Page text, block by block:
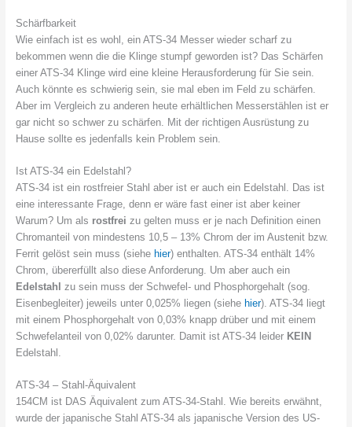
Schärfbarkeit
Wie einfach ist es wohl, ein ATS-34 Messer wieder scharf zu
bekommen wenn die die Klinge stumpf geworden ist? Das Schärfen
einer ATS-34 Klinge wird eine kleine Herausforderung für Sie sein.
Auch könnte es schwierig sein, sie mal eben im Feld zu schärfen.
Aber im Vergleich zu anderen heute erhältlichen Messerstählen ist er
gar nicht so schwer zu schärfen. Mit der richtigen Ausrüstung zu
Hause sollte es jedenfalls kein Problem sein.
Ist ATS-34 ein Edelstahl?
ATS-34 ist ein rostfreier Stahl aber ist er auch ein Edelstahl. Das ist
eine interessante Frage, denn er wäre fast einer ist aber keiner
Warum? Um als rostfrei zu gelten muss er je nach Definition einen
Chromanteil von mindestens 10,5 – 13% Chrom der im Austenit bzw.
Ferrit gelöst sein muss (siehe hier) enthalten. ATS-34 enthält 14%
Chrom, übererfüllt also diese Anforderung. Um aber auch ein
Edelstahl zu sein muss der Schwefel- und Phosphorgehalt (sog.
Eisenbegleiter) jeweils unter 0,025% liegen (siehe hier). ATS-34 liegt
mit einem Phosphorgehalt von 0,03% knapp drüber und mit einem
Schwefelanteil von 0,02% darunter. Damit ist ATS-34 leider KEIN
Edelstahl.
ATS-34 – Stahl-Äquivalent
154CM ist DAS Äquivalent zum ATS-34-Stahl. Wie bereits erwähnt,
wurde der japanische Stahl ATS-34 als japanische Version des US-